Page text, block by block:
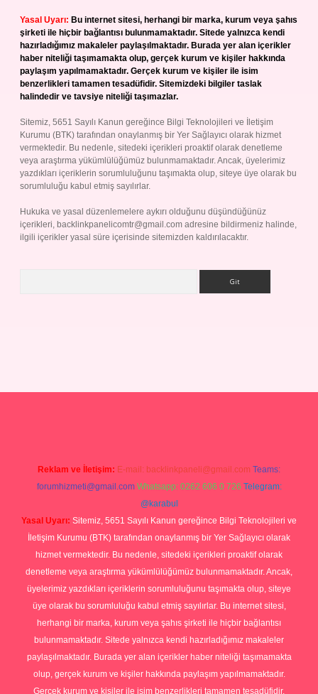
Yasal Uyarı: Bu internet sitesi, herhangi bir marka, kurum veya şahıs
şirketi ile hiçbir bağlantısı bulunmamaktadır. Sitede yalnızca kendi
hazırladığımız makaleler paylaşılmaktadır. Burada yer alan içerikler
haber niteliği taşımamakta olup, gerçek kurum ve kişiler hakkında
paylaşım yapılmamaktadır. Gerçek kurum ve kişiler ile isim
benzerlikleri tamamen tesadüfidir. Sitemizdeki bilgiler taslak
halindedir ve tavsiye niteliği taşımazlar.
Sitemiz, 5651 Sayılı Kanun gereğince Bilgi Teknolojileri ve İletişim
Kurumu (BTK) tarafından onaylanmış bir Yer Sağlayıcı olarak hizmet
vermektedir. Bu nedenle, sitedeki içerikleri proaktif olarak denetleme
veya araştırma yükümlülüğümüz bulunmamaktadır. Ancak, üyelerimiz
yazdıkları içeriklerin sorumluluğunu taşımakta olup, siteye üye olarak bu
sorumluluğu kabul etmiş sayılırlar.
Hukuka ve yasal düzenlemelere aykırı olduğunu düşündüğünüz
içerikleri, backlinkpanelicomtr@gmail.com adresine bildirmeniz halinde,
ilgili içerikler yasal süre içerisinde sitemizden kaldırılacaktır.
Reklam ve İletişim: E-mail: backlinkpaneli@gmail.com Teams:
forumhizmeti@gmail.com Whatsapp: 0262 606 0 726 Telegram:
@karabul
Yasal Uyarı: Sitemiz, 5651 Sayılı Kanun gereğince Bilgi Teknolojileri ve
İletişim Kurumu (BTK) tarafından onaylanmış bir Yer Sağlayıcı olarak
hizmet vermektedir. Bu nedenle, sitedeki içerikleri proaktif olarak
denetleme veya araştırma yükümlülüğümüz bulunmamaktadır. Ancak,
üyelerimiz yazdıkları içeriklerin sorumluluğunu taşımakta olup, siteye
üye olarak bu sorumluluğu kabul etmiş sayılırlar. Bu internet sitesi,
herhangi bir marka, kurum veya şahıs şirketi ile hiçbir bağlantısı
bulunmamaktadır. Sitede yalnızca kendi hazırladığımız makaleler
paylaşılmaktadır. Burada yer alan içerikler haber niteliği taşımamakta
olup, gerçek kurum ve kişiler hakkında paylaşım yapılmamaktadır.
Gerçek kurum ve kişiler ile isim benzerlikleri tamamen tesadüfidir.